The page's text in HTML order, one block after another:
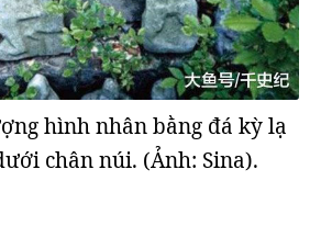
hình nhân bằng đá kỳ lạ
chân núi. (Ảnh: Sina).